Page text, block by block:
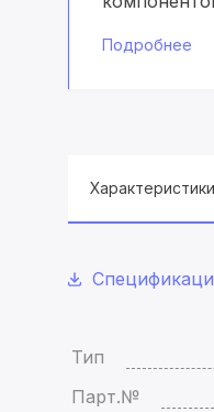
Подробнее
Характеристики
Тип
Парт.№